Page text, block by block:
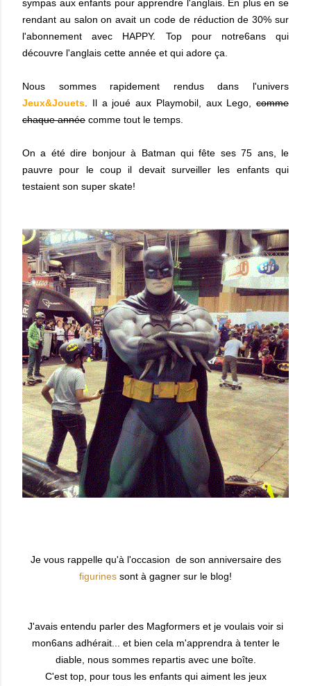
sympas aux enfants pour apprendre l'anglais. En plus en se
rendant au salon on avait un code de réduction de 30% sur
l'abonnement avec HAPPY. Top pour notre6ans qui
découvre l'anglais cette année et qui adore ça.
Nous sommes rapidement rendus dans l'univers
Jeux&Jouets . Il a joué aux Playmobil, aux Lego, comme
chaque année comme tout le temps.
On a été dire bonjour à Batman qui fête ses 75 ans, le
pauvre pour le coup il devait surveiller les enfants qui
testaient son super skate!
Je vous rappelle qu'à l'occasion de son anniversaire des
figurines sont à gagner sur le blog!
J'avais entendu parler des Magformers et je voulais voir si
mon6ans adhérait... et bien cela m'apprendra à tenter le
diable, nous sommes repartis avec une boîte.
C'est top, pour tous les enfants qui aiment les jeux